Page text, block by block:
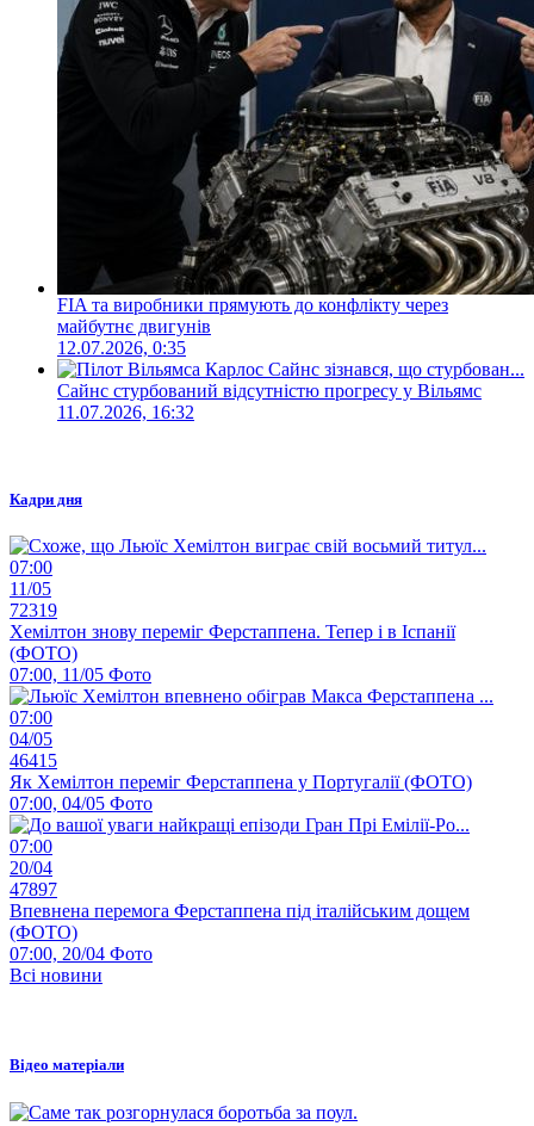
FIA та виробники прямують до конфлікту через
майбутнє двигунів
12.07.2026, 0:35
Сайнс стурбований відсутністю прогресу у Вільямс
11.07.2026, 16:32
Кадри дня
07:00
11/05
72319
Хемілтон знову переміг Ферстаппена. Тепер і в Іспанії
(ФОТО)
07:00, 11/05 Фото
07:00
04/05
46415
Як Хемілтон переміг Ферстаппена у Португалії (ФОТО)
07:00, 04/05 Фото
07:00
20/04
47897
Впевнена перемога Ферстаппена під італійським дощем
(ФОТО)
07:00, 20/04 Фото
Всі новини
Відео матеріали